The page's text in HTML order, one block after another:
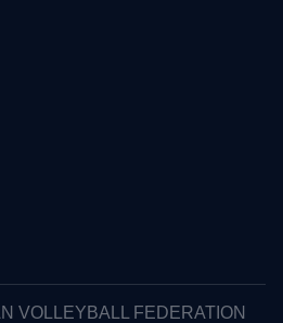
VOLLEYBALL FEDERATION